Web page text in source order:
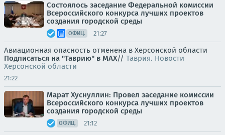
Состоялось заседание Федеральной комиссии
Всероссийского конкурса лучших проектов
создания городской среды
ОФИЦ. 21:27
Авиационная опасность отменена в Херсонской области
Подписаться на "Таврию" в MAX// Таврия. Новости
Херсонской области
21:22
Марат Хуснуллин: Провел заседание комиссии
Всероссийского конкурса лучших проектов
создания городской среды
ОФИЦ. 21:12